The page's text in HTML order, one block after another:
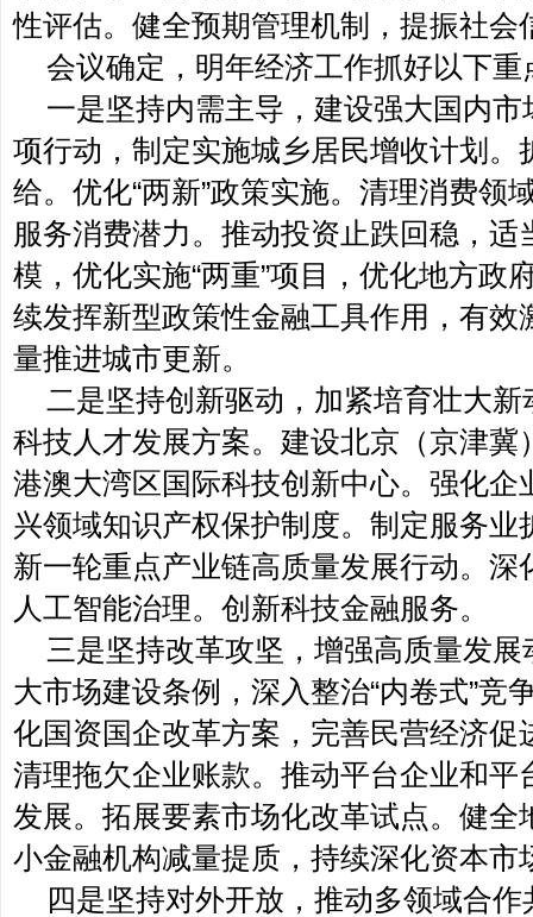
性评估。健全预期管理机制，提振社会
会议确定，明年经济工作抓好以下重
一是坚持内需主导，建设强大国内
项行动，制定实施城乡居民增收计划。
给。优化“两新”政策实施。清理消费领
服务消费潜力。推动投资止跌回稳，
模，优化实施“两重”项目，优化地方政
续发挥新型政策性金融工具作用，有效
量推进城市更新。
二是坚持创新驱动，加紧培育壮大
科技人才发展方案。建设北京（京津冀
港澳大湾区国际科技创新中心。强化企
兴领域知识产权保护制度。制定服务业
新一轮重点产业链高质量发展行动。深
人工智能治理。创新科技金融服务。
三是坚持改革攻坚，增强高质量发
大市场建设条例，深入整治“内卷式”竞
化国资国企改革方案，完善民营经济促
清理拖欠企业账款。推动平台企业和平
发展。拓展要素市场化改革试点。健全
小金融机构减量提质，持续深化资本市
四是坚持对外开放，推动多领域合